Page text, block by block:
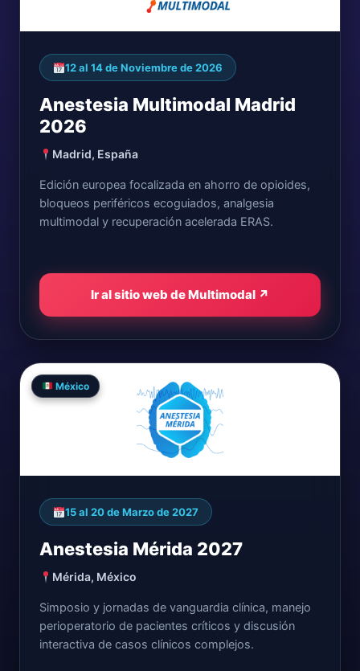
12 al 14 de Noviembre de 2026
Anestesia Multimodal Madrid
2026
Madrid, España
Edición europea focalizada en ahorro de opioides,
bloqueos periféricos ecoguiados, analgesia
multimodal y recuperación acelerada ERAS.
Ir al sitio web de Multimodal ↗
México
15 al 20 de Marzo de 2027
Anestesia Mérida 2027
Mérida, México
Simposio y jornadas de vanguardia clínica, manejo
perioperatorio de pacientes críticos y discusión
interactiva de casos clínicos complejos.